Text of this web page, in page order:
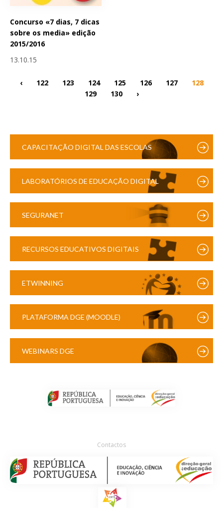
Concurso «7 dias, 7 dicas
sobre os media» edição
2015/2016
13.10.15
‹ 122 123 124 125 126 127
128
129
130 ›
CAPACITAÇÃO DIGITAL DAS ESCOLAS
LABORATÓRIOS DE EDUCAÇÃO DIGITAL
SEGURANET
RECURSOS EDUCATIVOS DIGITAIS
ETWINNING
PLATAFORMA DGE (MOODLE)
WEBINARS DGE
Contactos